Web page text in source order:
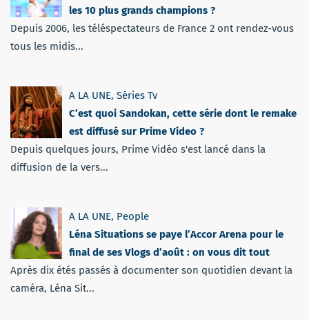
les 10 plus grands champions ?
Depuis 2006, les téléspectateurs de France 2 ont rendez-vous
tous les midis...
A LA UNE, Séries Tv
C’est quoi Sandokan, cette série dont le remake
est diffusé sur Prime Video ?
Depuis quelques jours, Prime Vidéo s'est lancé dans la
diffusion de la vers...
A LA UNE, People
Léna Situations se paye l’Accor Arena pour le
final de ses Vlogs d’août : on vous dit tout
Après dix étés passés à documenter son quotidien devant la
caméra, Léna Sit...